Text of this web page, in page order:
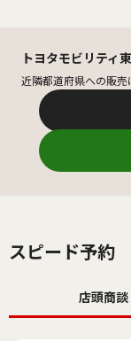
トヨタモビリテ
近隣都道府県への販売
スピード予約
店頭商談